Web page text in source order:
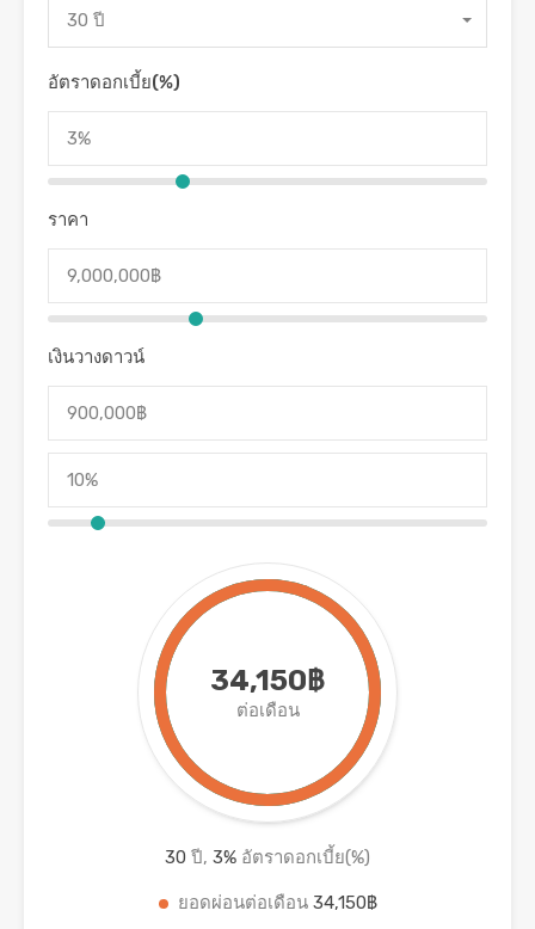
30 ปี
อัตราดอกเบี้ย(%)
ราคา
เงินวางดาวน์
34,150฿
ต่อเดือน
30 ปี, 3% อัตราดอกเบี้ย(%)
ยอดผ่อนต่อเดือน 34,150฿